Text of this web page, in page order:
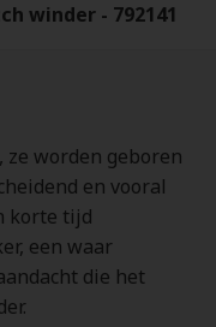
winder - 792141
worden geboren
en vooral
korte tijd
een waar
die het